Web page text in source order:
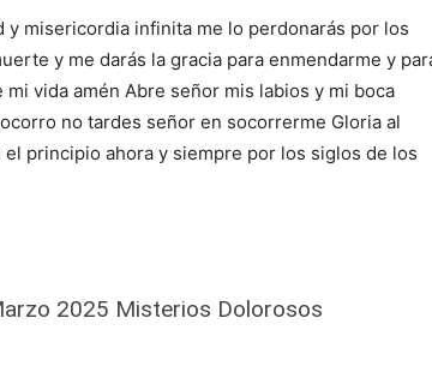
misericordia infinita me lo perdonarás por los
y me darás la gracia para enmendarme y
vida amén Abre señor mis labios y mi boca
no tardes señor en socorrerme Gloria al
principio ahora y siempre por los siglos de los
2025 Misterios Dolorosos